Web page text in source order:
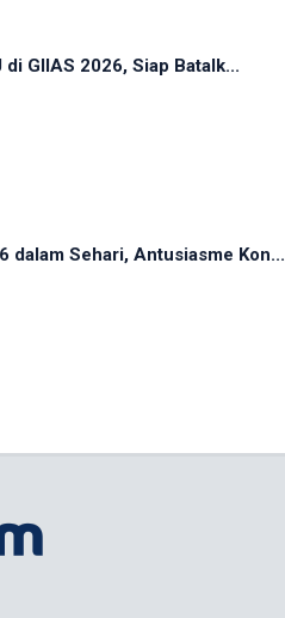
GIIAS 2026, Siap Batalk...
dalam Sehari, Antusiasme Kon...